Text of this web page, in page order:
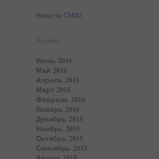
Новости СМИ2
Архивы
Июнь 2016
Май 2016
Апрель 2016
Март 2016
Февраль 2016
Январь 2016
Декабрь 2015
Ноябрь 2015
Октябрь 2015
Сентябрь 2015